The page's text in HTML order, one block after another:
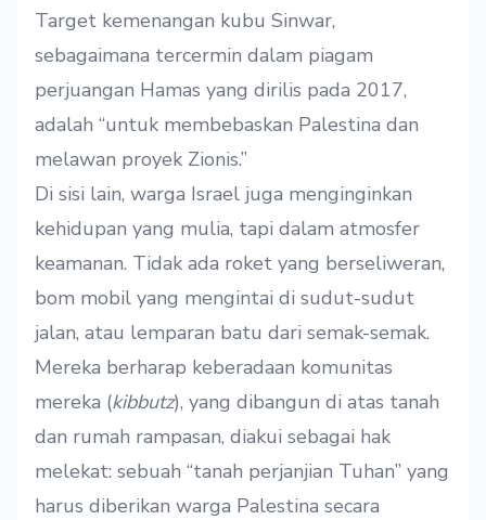
Target kemenangan kubu Sinwar,
sebagaimana tercermin dalam piagam
perjuangan Hamas yang dirilis pada 2017,
adalah “untuk membebaskan Palestina dan
melawan proyek Zionis.”
Di sisi lain, warga Israel juga menginginkan
kehidupan yang mulia, tapi dalam atmosfer
keamanan. Tidak ada roket yang berseliweran,
bom mobil yang mengintai di sudut-sudut
jalan, atau lemparan batu dari semak-semak.
Mereka berharap keberadaan komunitas
mereka (kibbutz), yang dibangun di atas tanah
dan rumah rampasan, diakui sebagai hak
melekat: sebuah “tanah perjanjian Tuhan” yang
harus diberikan warga Palestina secara